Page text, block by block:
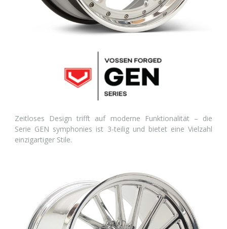
Zeitloses Design trifft auf moderne Funktionalität – die
Serie GEN symphonies ist 3-teilig und bietet eine Vielzahl
einzigartiger Stile.